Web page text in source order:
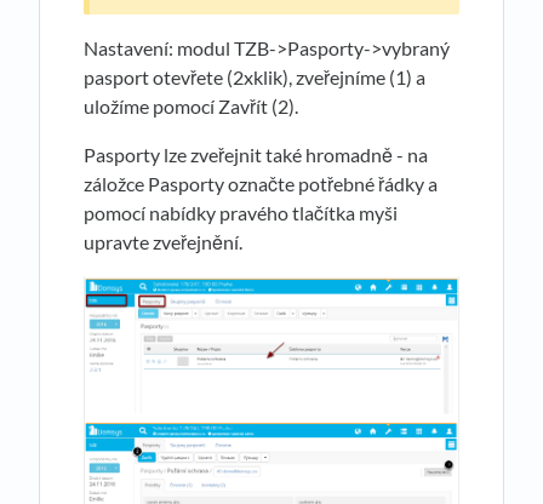
Nastavení: modul TZB->Pasporty->vybraný
pasport otevřete (2xklik), zveřejníme (1) a
uložíme pomocí Zavřít (2).
Pasporty lze zveřejnit také hromadně - na
záložce Pasporty označte potřebné řádky a
pomocí nabídky pravého tlačítka myši
upravte zveřejnění.